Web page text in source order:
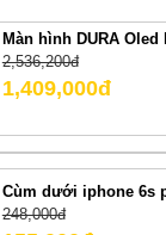
Màn hình DURA
2,536,200đ
1,409,000đ
Cùm dưới iphone 6s
248,000đ